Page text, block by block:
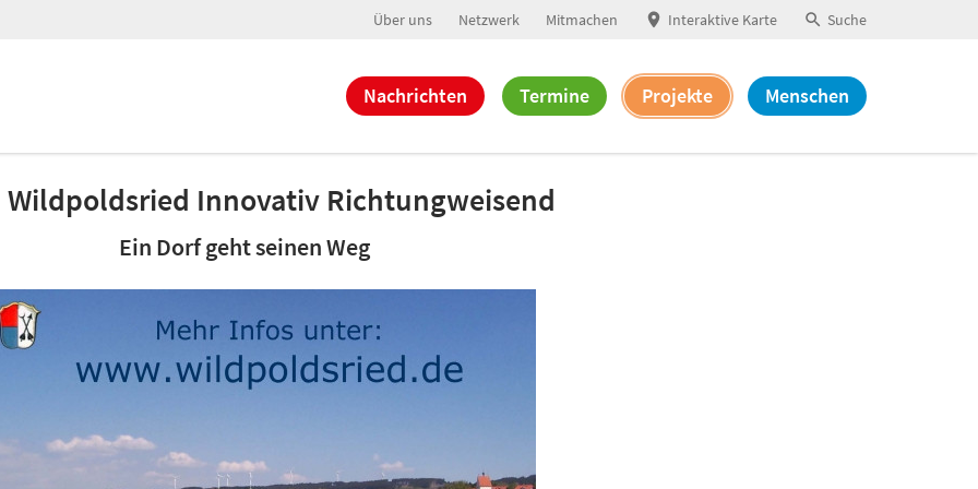
Über uns Netzwerk Mitmachen Interaktive Karte Suche
Nachrichten Termine Projekte Menschen
Wildpoldsried Innovativ Richtungweisend
Ein Dorf geht seinen Weg